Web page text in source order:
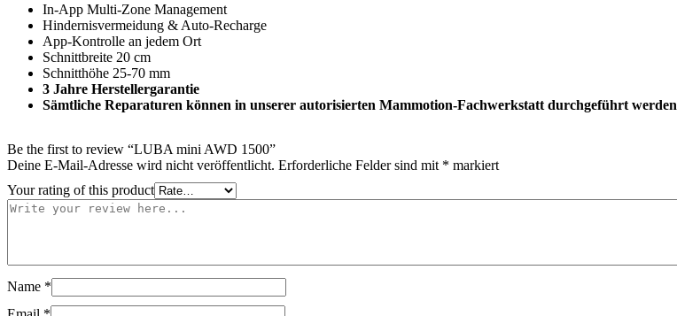
In-App Multi-Zone Management
Hindernisvermeidung & Auto-Recharge
App-Kontrolle an jedem Ort
Schnittbreite 20 cm
Schnitthöhe 25-70 mm
3 Jahre Herstellergarantie
Sämtliche Reparaturen können in unserer autorisierten Mammotion-Fachwerkstatt durchgeführt werden
Be the first to review “LUBA mini AWD 1500”
Deine E-Mail-Adresse wird nicht veröffentlicht. Erforderliche Felder sind mit * markiert
Your rating of this product
Name *